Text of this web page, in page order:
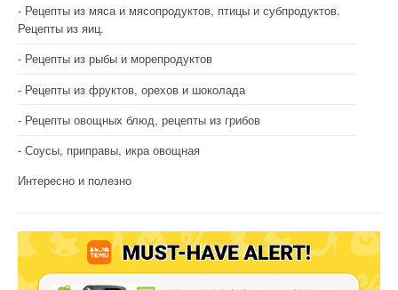
Рецепты из мяса и мясопродуктов, птицы и субпродуктов.
Рецепты из яиц.
Рецепты из рыбы и морепродуктов
Рецепты из фруктов, орехов и шоколада
Рецепты овощных блюд, рецепты из грибов
Соусы, приправы, икра овощная
Интересно и полезно